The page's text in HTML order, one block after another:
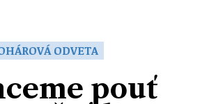
ODVETA
pouť